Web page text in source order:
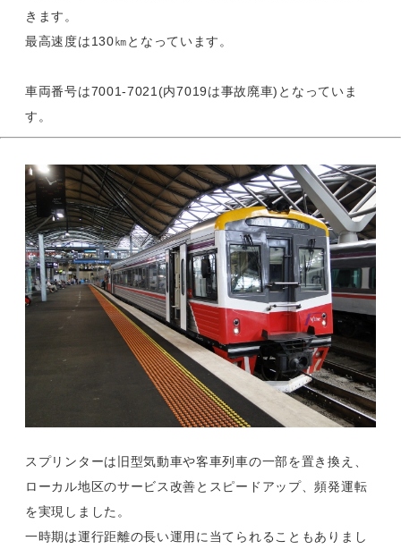
きます。
最高速度は130㎞となっています。
車両番号は7001-7021(内7019は事故廃車)となっていま
す。
スプリンターは旧型気動車や客車列車の一部を置き換え、
ローカル地区のサービス改善とスピードアップ、頻発運転
を実現しました。
一時期は運行距離の長い運用に当てられることもありまし